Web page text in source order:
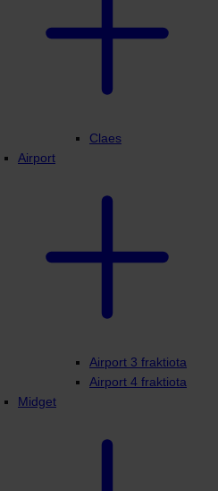
Claes
Airport
Airport 3 fraktiota
Airport 4 fraktiota
Midget